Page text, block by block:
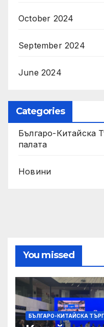
October 2024
September 2024
June 2024
Categories
Българо-Китайска
палaта
Новини
You missed
БЪЛГАРО-КИТАЙСКА